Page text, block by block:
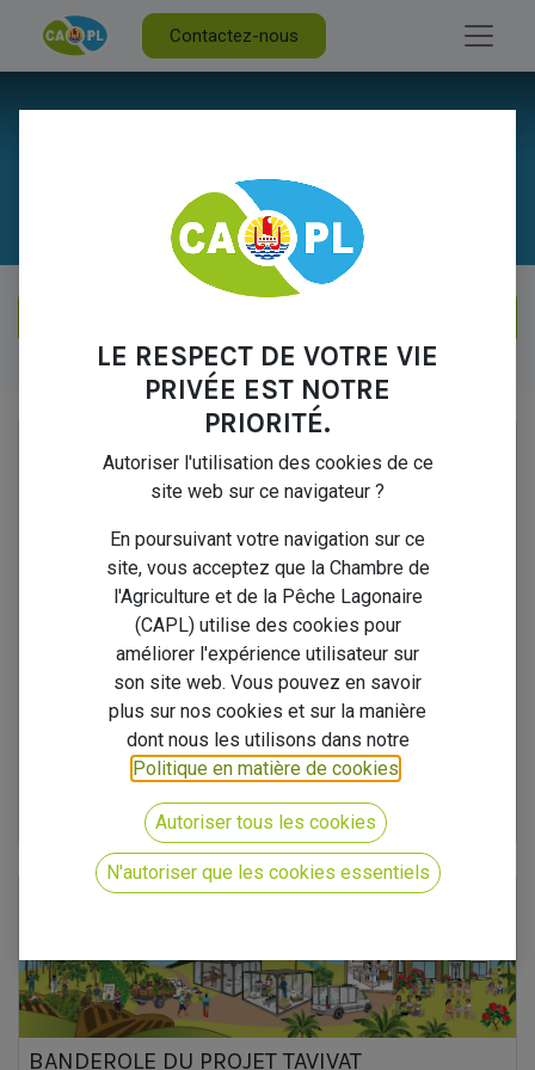
Contactez-nous
Projet Collaboratif
APPEL À CANDIDATURES – GROUPEMENTS -
PROJET TAVIVAT
Appel à candidatures – Projet TAVIVAT : Nous recherchons 10
groupements d'agriculteurs - Candidatez avant le 20 avril 2026 Dans
le cadre du projet TAVIVAT, nous cherchons des groupements
BANDEROLE DU PROJET TAVIVAT
LE RESPECT DE VOTRE VIE
PRIVÉE EST NOTRE
PRIORITÉ.
Autoriser l'utilisation des cookies de ce
site web sur ce navigateur ?
En poursuivant votre navigation sur ce
site, vous acceptez que la Chambre de
l'Agriculture et de la Pêche Lagonaire
(CAPL) utilise des cookies pour
améliorer l'expérience utilisateur sur
son site web. Vous pouvez en savoir
plus sur nos cookies et sur la manière
dont nous les utilisons dans notre
Politique en matière de cookies
Autoriser tous les cookies
N'autoriser que les cookies essentiels